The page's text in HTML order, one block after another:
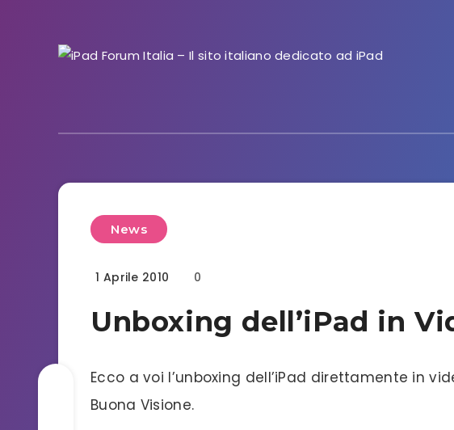
News
1 Aprile 2010 0
Unboxing dell’iPad in
Ecco a voi l’unboxing dell’iPad direttamente in
Buona Visione.